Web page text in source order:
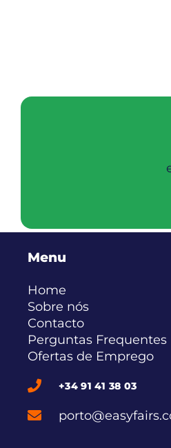
Menu
Home
Sobre nós
Contacto
Perguntas Frequentes
Ofertas de Emprego
+34 91 41 38 03